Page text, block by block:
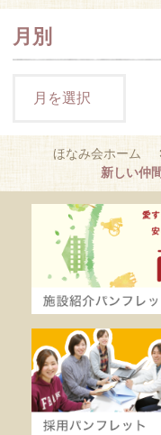
月別
ほなみ会ホーム
新しい仲